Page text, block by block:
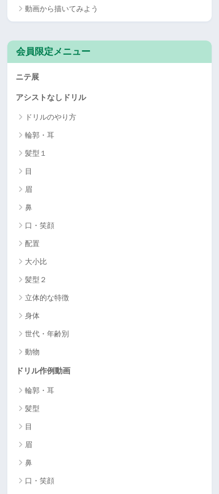
動画から描いてみよう
会員限定メニュー
ニテ展
アシストなしドリル
ドリルのやり方
輪郭・耳
髪型１
目
眉
鼻
口・笑顔
配置
大小比
髪型２
立体的な特徴
身体
世代・年齢別
動物
ドリル作例動画
輪郭・耳
髪型
目
眉
鼻
口・笑顔